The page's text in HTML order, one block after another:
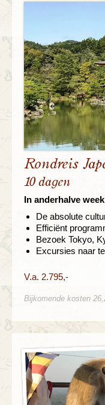
Rondreis
10 dagen
In anderhalve
De absolute
Efficiënt
Bezoek Tokyo,
Excursies naar
V.a. 2.795,-
Bijkomende kosten